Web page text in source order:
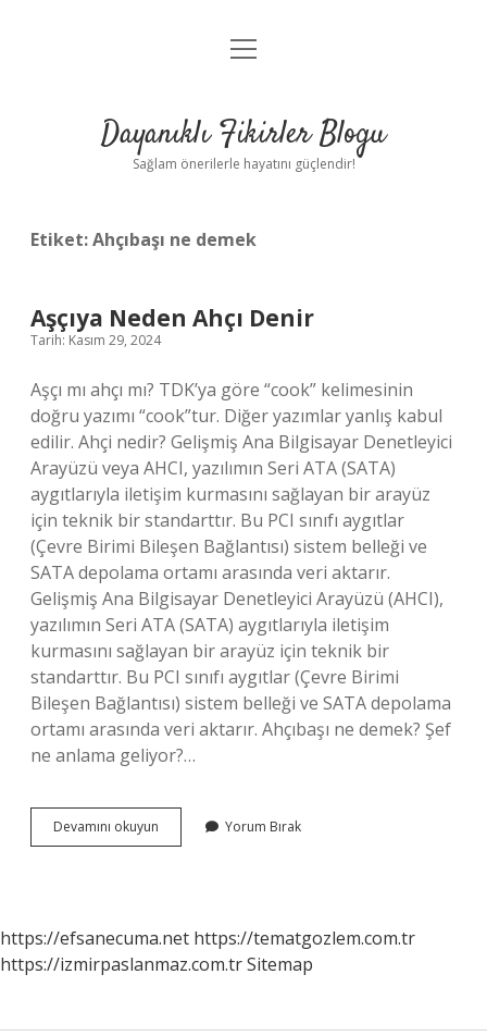
Anasayfa
Yasal Uyarı
menüyü
Dayanıklı Fikirler Blogu
Sağlam önerilerle hayatını güçlendir!
Etiket:Ahçıbaşı ne demek
Aşçıya Neden Ahçı Denir
Tarih: Kasım 29, 2024
Aşçı mı ahçı mı? TDK’ya göre “cook” kelimesinin
doğru yazımı “cook”tur. Diğer yazımlar yanlış kabul
edilir. Ahçi nedir? Gelişmiş Ana Bilgisayar Denetleyici
Arayüzü veya AHCI, yazılımın Seri ATA (SATA)
aygıtlarıyla iletişim kurmasını sağlayan bir arayüz
için teknik bir standarttır. Bu PCI sınıfı aygıtlar
(Çevre Birimi Bileşen Bağlantısı) sistem belleği ve
SATA depolama ortamı arasında veri aktarır.
Gelişmiş Ana Bilgisayar Denetleyici Arayüzü (AHCI),
yazılımın Seri ATA (SATA) aygıtlarıyla iletişim
kurmasını sağlayan bir arayüz için teknik bir
standarttır. Bu PCI sınıfı aygıtlar (Çevre Birimi
Bileşen Bağlantısı) sistem belleği ve SATA depolama
ortamı arasında veri aktarır. Ahçıbaşı ne demek? Şef
ne anlama geliyor?…
Devamını okuyun
Neden
Yorum Bırak
https://efsanecuma.net https://tematgozlem.com.tr
https://izmirpaslanmaz.com.trSitemap